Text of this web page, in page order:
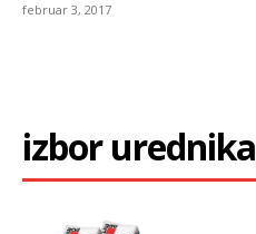
februar 3, 2017
izbor urednika